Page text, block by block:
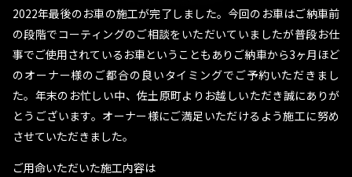
2022年最後のお車の施工が完了しました。今回のお車はご納車前
の段階でコーティングのご相談をいただいていましたが普段お仕
事でご使用されているお車ということもありご納車から3ヶ月ほど
のオーナー様のご都合の良いタイミングでご予約いただきまし
た。年末のお忙しい中、佐土原町よりお越しいただき誠にありが
とうございます。オーナー様にご満足いただけるよう施工に努め
させていただきました。
ご用命いただいた施工内容は